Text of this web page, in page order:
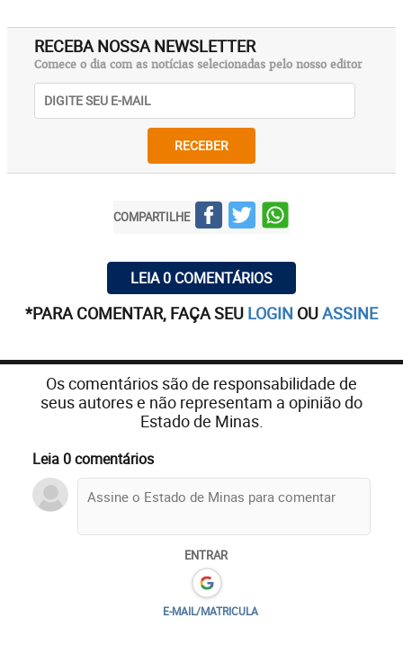
RECEBA NOSSA NEWSLETTER
Comece o dia com as notícias selecionadas pelo nosso editor
RECEBER
COMPARTILHE
LEIA 0 COMENTÁRIOS
*PARA COMENTAR, FAÇA SEU LOGIN OUASSINE
Os comentários são de responsabilidade de
seus autores e não representam a opinião do
Estado de Minas.
Leia 0 comentários
ENTRAR
E-MAIL/MATRICULA